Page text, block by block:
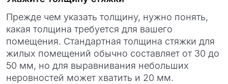
Прежде чем указать толщину, нужно понять,
какая толщина требуется для вашего
помещения. Стандартная толщина стяжки для
жилых помещений обычно составляет от 30 до
50 мм, но для выравнивания небольших
неровностей может хватить и 20 мм.